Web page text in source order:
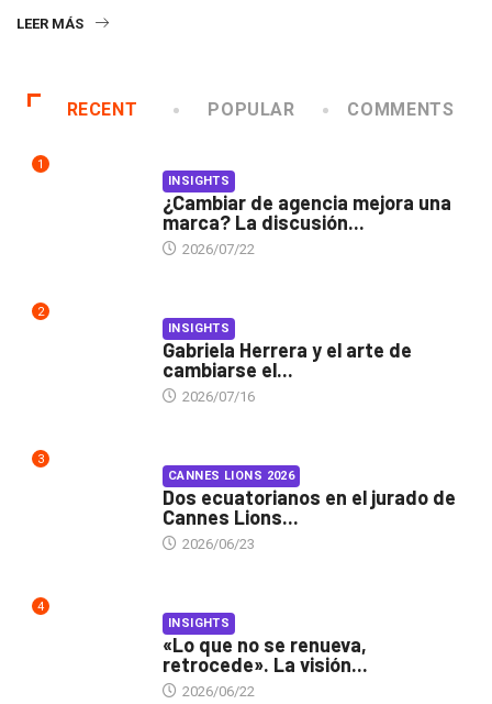
LEER MÁS
RECENT POPULAR COMMENTS
1
INSIGHTS
¿Cambiar de agencia mejora una
marca? La discusión...
2026/07/22
2
INSIGHTS
Gabriela Herrera y el arte de
cambiarse el...
2026/07/16
3
CANNES LIONS 2026
Dos ecuatorianos en el jurado de
Cannes Lions...
2026/06/23
4
INSIGHTS
«Lo que no se renueva,
retrocede». La visión...
2026/06/22